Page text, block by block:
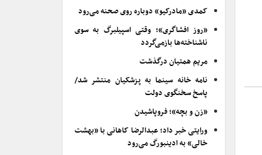
کمدی «مادرکیو» دوباره روی صحنه می‌رود
«روز افشاگری»؛ وقتی اسپیلبرگ به سوی
ناشناخته‌ها بازمی‌گردد
مریم همتیان درگذشت
نامه خانه سینما به پزشکیان منتشر شد/
پاسخ سخنگوی دولت
«زن و بچه»؛ فروپاشیدن
ورایتی خبر داد؛ عبدالرضا کاهانی با «بهشت
خالی» به ادینبورگ می‌رود